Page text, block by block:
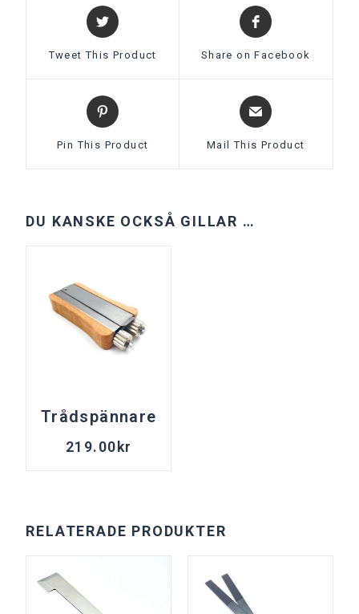
Tweet This Product Share on Facebook
Pin This Product Mail This Product
DU KANSKE OCKSÅ GILLAR …
Trådspännare
219.00kr
RELATERADE PRODUKTER